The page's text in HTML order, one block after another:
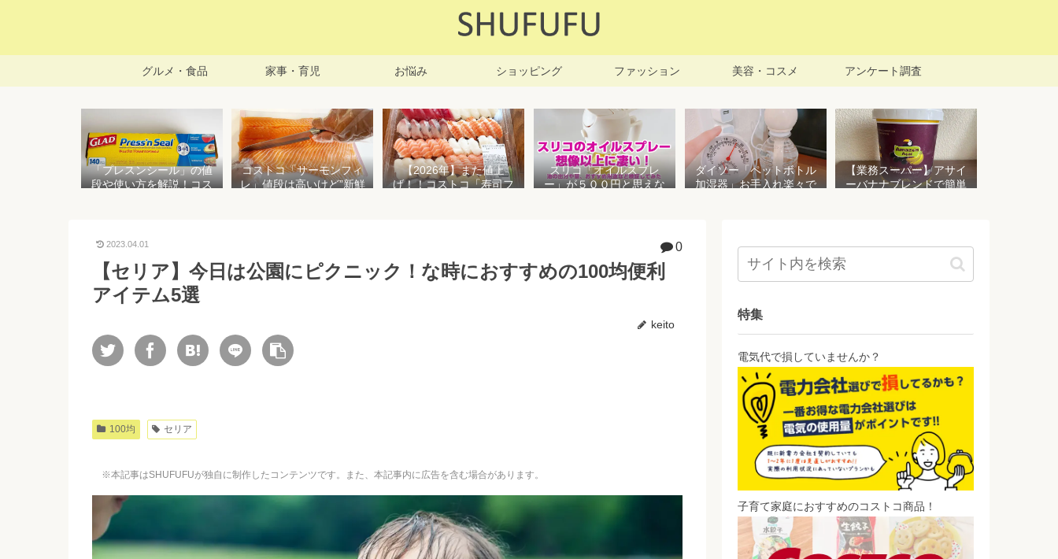
グルメ・食品 家事・育児 お悩み ショッピング ファッション 美容・コスメ アンケート調査
「プレスンシール」の値
段や使い方を解説！コス
コストコ「サーモンフィ
レ」値段は高いけど”新鮮
【2026年】また値上
げ！！コストコ「寿司フ
スリコ「オイルスプレ
ー」が５００円と思えな
ダイソー「ペットボトル
加湿器」お手入れ楽々で
【業務スーパー】アサイ
ーバナナブレンドで簡単
2023.04.01 0
【セリア】今日は公園にピクニック！な時におすすめの100均便利
アイテム5選
keito
100均 セリア
※本記事はSHUFUFUが独自に制作したコンテンツです。また、本記事内に広告を含む場合があります。
特集
電気代で損していませんか？
子育て家庭におすすめのコストコ商品！